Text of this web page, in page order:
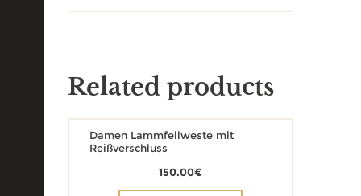
Related products
Damen Lammfellweste mit
Reißverschluss
150.00€